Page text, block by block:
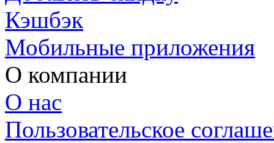
Кэшбэк
Мобильные приложения
О компании
О нас
Пользовательское